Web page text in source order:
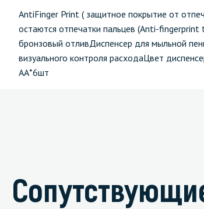
AntiFinger Print ( защитное покрытие от
остаются отпечатки пальцев (Anti-
бронзовый отливДиспенсер для мыльной
визуального контроля расходаЦвет
АА*6шт